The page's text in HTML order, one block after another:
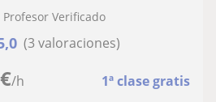
€/h 1ª clase gratis
Profesor Verificado
(3 valoraciones)